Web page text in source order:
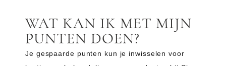
WAT KAN IK MET MIJN
PUNTEN DOEN?
Je gespaarde punten kun je inwisselen voor